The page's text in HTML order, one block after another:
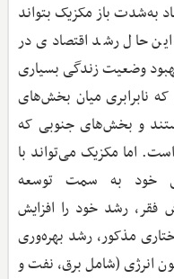
باز مکزیک بتواند
حال رشد اقتصادی در
وضعیت زندگی بسیاری
نابرابری میان بخش‌های
و بخش‌های جنوبی که
اما مکزیک می‌تواند با
خود به سمت توسعه
رشد خود را افزایش
مذکور، رشد بهره‌وری
انرژی (شامل برق، نفت و